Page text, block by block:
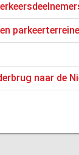
naar de